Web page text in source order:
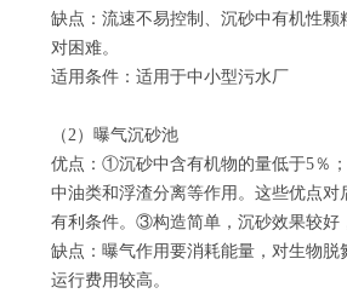
缺点：流速不易控制、沉砂中有机性
对困难。
适用条件：适用于中小型污水厂
（2）曝气沉砂池
优点：①沉砂中含有机物的量低于5％
中油类和浮渣分离等作用。这些优点
有利条件。③构造简单，沉砂效果较好
缺点：曝气作用要消耗能量，对生物脱
运行费用较高。